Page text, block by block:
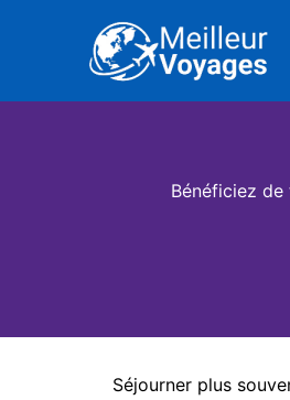
Bénéficiez
Séjourner plus